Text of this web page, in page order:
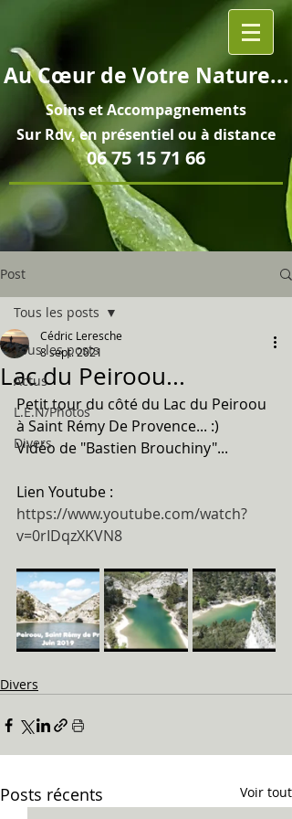
AuCœurde Votre Nature...
Soins etAccompagnements
Sur Rdv, en présentiel ou à distance
06 75 15 71 66
Post
Tous les posts
Actus
L.E.N/Photos
Divers
Tous les posts
Lac du Peiroou...
Cédric Leresche
8 sept. 2021
Petit tour du côté du Lac du Peiroou
à Saint Rémy De Provence... :)
Vidéo de "Bastien Brouchiny"...
Lien Youtube :
https://www.youtube.com/watch?
v=0rIDqzXKVN8
Divers
Posts récents Voir tout